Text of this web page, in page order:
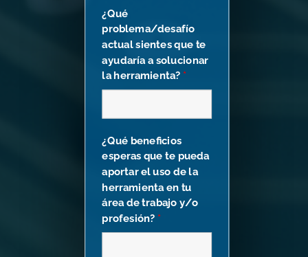
¿Qué
problema/desafío
actual sientes que te
ayudaría a solucionar
la herramienta? *
¿Qué beneficios
esperas que te pueda
aportar el uso de la
herramienta en tu
área de trabajo y/o
profesión? *